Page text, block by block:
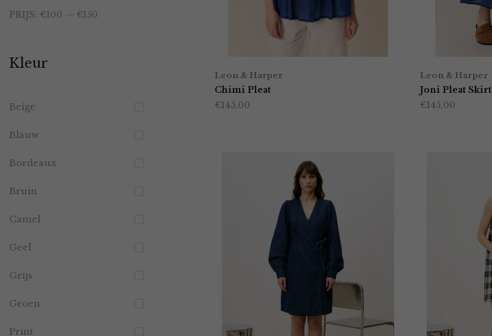
Leon & Harper
Chimi Pleat
€145,00
Leon & Harper
Joni Pleat Skirt
€145,00
PRIJS: €100 — €150
Kleur
Beige
Blauw
Bordeaux
Bruin
Camel
Geel
Grijs
Groen
Print